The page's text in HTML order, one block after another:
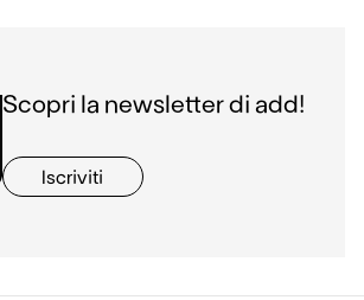
Scopri la newsletter di add!
Iscriviti